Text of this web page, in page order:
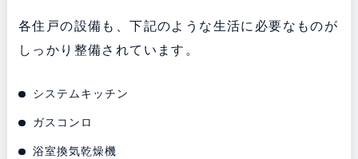
各住戸の設備も、下記のような生活に必要なものが
しっかり整備されています。
システムキッチン
ガスコンロ
浴室換気乾燥機